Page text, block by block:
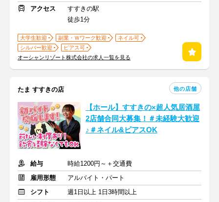
アクセス
すすきの駅
徒歩1分
大学生歓迎 副業・Ｗワーク歓迎
ネイル可
シルバー歓迎
ピアス可
オーシャンリゾート株式会社の求人一覧を見る
たま すすきの店 他の店舗
【ホール】すすきの×超人気居酒屋
2店舗合同大募集！＃未経験大歓迎
♪＃ネイル&ピアスOK
給与
時給1200円～＋交通費
雇用形態
アルバイト・パート
シフト
週1日以上 1日3時間以上